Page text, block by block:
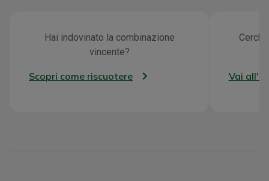
Hai indovinato la combinazione
vincente?
Scopri come riscuotere
Cerchi
Vai